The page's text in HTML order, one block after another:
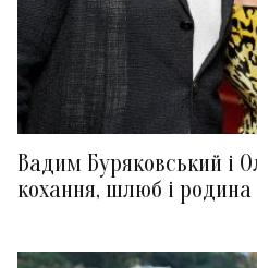
Вадим Буряковський і
кохання, шлюб і родина